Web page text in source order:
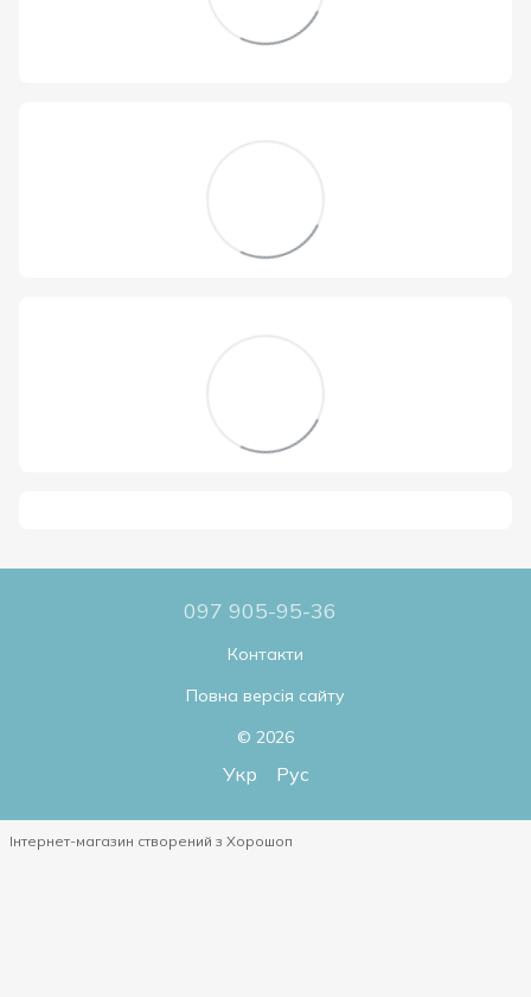
097 905-95-36
Контакти
Повна версія сайту
© 2026
Укр Рус
Інтернет-магазин створений з Хорошоп